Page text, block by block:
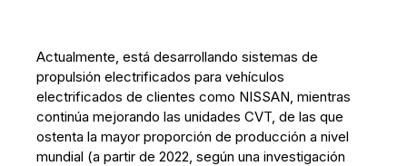
Actualmente, está desarrollando sistemas de
propulsión electrificados para vehículos
electrificados de clientes como NISSAN, mientras
continúa mejorando las unidades CVT, de las que
ostenta la mayor proporción de producción a nivel
mundial (a partir de 2022, según una investigación